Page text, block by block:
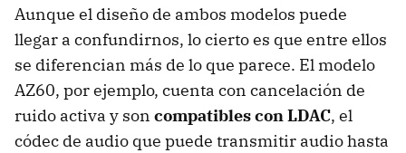
Aunque el diseño de ambos modelos puede
llegar a confundirnos, lo cierto es que entre ellos
se diferencian más de lo que parece. El modelo
AZ60, por ejemplo, cuenta con cancelación de
ruido activa y son compatibles con LDAC, el
códec de audio que puede transmitir audio hasta